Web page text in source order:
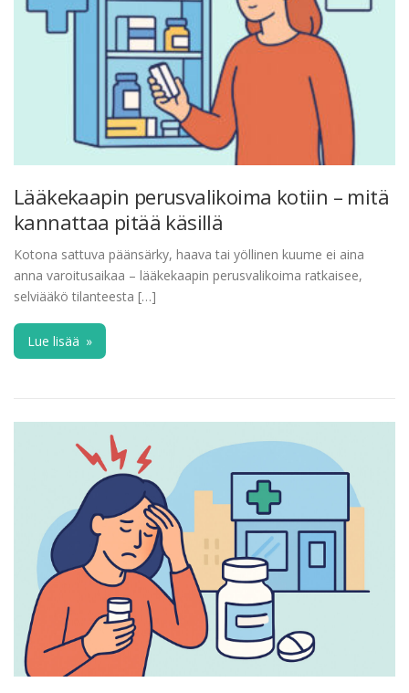
Lääkekaapin perusvalikoima kotiin – mitä
kannattaa pitää käsillä
Kotona sattuva päänsärky, haava tai yöllinen kuume ei aina
anna varoitusaikaa – lääkekaapin perusvalikoima ratkaisee,
selviääkö tilanteesta […]
Lue lisää »